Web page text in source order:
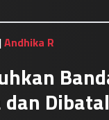
|Andhika R